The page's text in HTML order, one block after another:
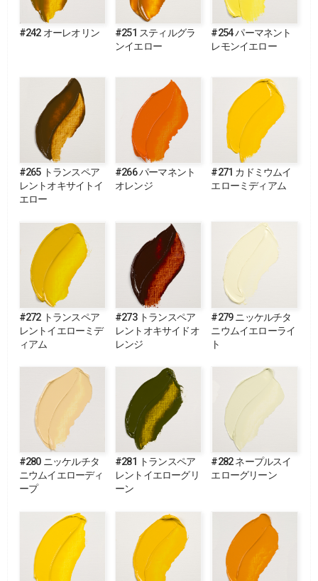
#242 オーレオリン
#251 スティルグラ
ンイエロー
#254 パーマネント
レモンイエロー
#265 トランスペア
レントオキサイトイ
エロー
#266 パーマネント
オレンジ
#271 カドミウムイ
エローミディアム
#272 トランスペア
レントイエローミデ
ィアム
#273 トランスペア
レントオキサイドオ
レンジ
#279 ニッケルチタ
ニウムイエローライ
ト
#280 ニッケルチタ
ニウムイエローディ
ープ
#281 トランスペア
レントイエローグリ
ーン
#282 ネープルスイ
エローグリーン